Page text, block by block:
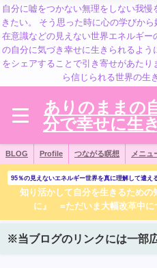
自分に嘘をつかない無理をしない我
きたい。 そう思った時に心の学びか
在意識などの見えない世界エネルギ
の自分に気づき幸せに生きられるよ
をシェアすることで引き寄せがあた
ら信じられる世界の生
ありのままの
分で幸せに生
BLOG Profile つながる瞑想 メニュ
95％の見えないエネルギー世界を真に理解して遣え
知り活かして自分を生きるための
に』 =ただいま大幅改革中
※当ブログのリンクには一部